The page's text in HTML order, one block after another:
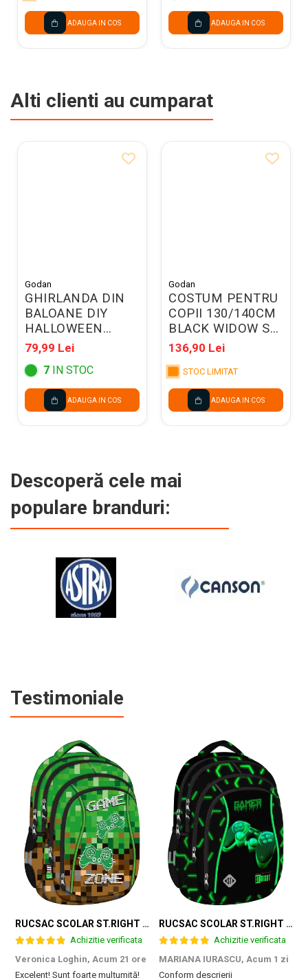
ADAUGA IN COS ADAUGA IN COS
Alti clienti au cumparat
Godan
GHIRLANDA DIN
BALOANE DIY
HALLOWEEN
TRADITIONAL
200CM 031799
79,99 Lei
7 IN STOC
ADAUGA IN COS
Godan
COSTUM PENTRU
COPII 130/140CM
BLACK WIDOW SL-
BW13
136,90 Lei
STOC LIMITAT
ADAUGA IN COS
Descoperă cele mai
populare branduri:
Testimoniale
RUCSAC SCOLAR ST.RIGHT 4 COMPARTIMENTE BP-04 GAME ZONE 698187
Achizitie verificata
Veronica Loghin, Acum 21 ore
Excelent! Sunt foarte mulțumită!
RUCSAC SCOLAR ST.RIGHT 4 COMPARTIMENTE BP-04 GREEN LEVEL 301339
Achizitie verificata
MARIANA IURASCU, Acum 1 zi
Conform descrierii